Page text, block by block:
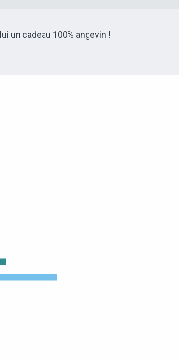
un cadeau 100% angevin !